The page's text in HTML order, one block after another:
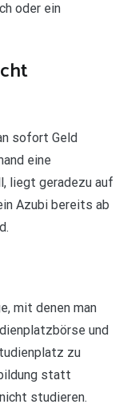
oder ein
sofort Geld
eine
liegt geradezu auf
Azubi bereits ab
mit denen man
und
zu
statt
studieren.